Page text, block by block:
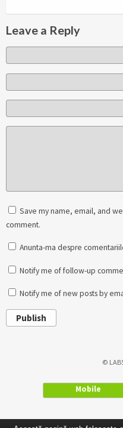
Leave a Reply
Save my name, email, and
comment.
Anunta-ma despre
Notify me of follow-up
Notify me of new posts by
Publish
©
Mobile